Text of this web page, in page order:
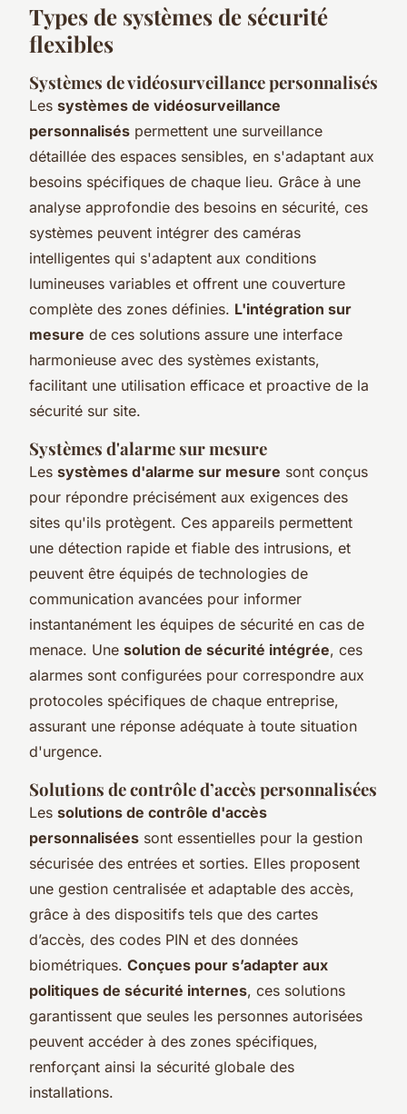
Types de systèmes de sécurité
flexibles
Systèmes de vidéosurveillance personnalisés
Les systèmes de vidéosurveillance
personnalisés permettent une surveillance
détaillée des espaces sensibles, en s'adaptant aux
besoins spécifiques de chaque lieu. Grâce à une
analyse approfondie des besoins en sécurité, ces
systèmes peuvent intégrer des caméras
intelligentes qui s'adaptent aux conditions
lumineuses variables et offrent une couverture
complète des zones définies. L'intégration sur
mesure de ces solutions assure une interface
harmonieuse avec des systèmes existants,
facilitant une utilisation efficace et proactive de la
sécurité sur site.
Systèmes d'alarme sur mesure
Les systèmes d'alarme sur mesure sont conçus
pour répondre précisément aux exigences des
sites qu'ils protègent. Ces appareils permettent
une détection rapide et fiable des intrusions, et
peuvent être équipés de technologies de
communication avancées pour informer
instantanément les équipes de sécurité en cas de
menace. Une solution de sécurité intégrée, ces
alarmes sont configurées pour correspondre aux
protocoles spécifiques de chaque entreprise,
assurant une réponse adéquate à toute situation
d'urgence.
Solutions de contrôle d’accès personnalisées
Les solutions de contrôle d'accès
personnalisées sont essentielles pour la gestion
sécurisée des entrées et sorties. Elles proposent
une gestion centralisée et adaptable des accès,
grâce à des dispositifs tels que des cartes
d’accès, des codes PIN et des données
biométriques. Conçues pour s’adapter aux
politiques de sécurité internes, ces solutions
garantissent que seules les personnes autorisées
peuvent accéder à des zones spécifiques,
renforçant ainsi la sécurité globale des
installations.